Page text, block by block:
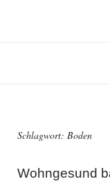
Schlagwort: Boden
Wohngesund